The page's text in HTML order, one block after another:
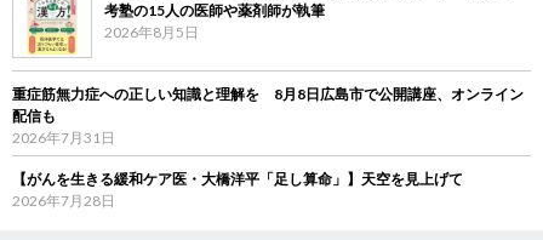
考塾の15人の医師や薬剤師が執筆
2026年8月5日
重症筋無力症への正しい知識と理解を 8月8日広島市で公開講座、オンライン
配信も
2026年7月31日
【がんを生きる緩和ケア医・大橋洋平「足し算命」】天空を見上げて
2026年7月28日